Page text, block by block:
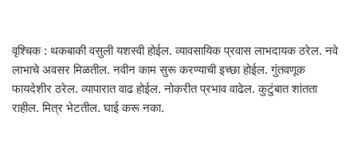
वृश्चिक : थकबाकी वसुली यशस्वी होईल. व्यावसायिक प्रवास लाभदायक ठरेल. नवे
लाभाचे अवसर मिळतील. नवीन काम सुरू करण्याची इच्छा होईल. गुंतवणूक
फायदेशीर ठरेल. व्यापारात वाढ होईल. नोकरीत प्रभाव वाढेल. कुटुंबात शांतता
राहील. मित्र भेटतील. घाई करू नका.